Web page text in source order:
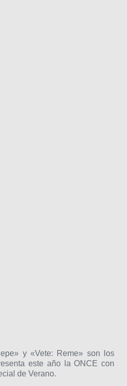
y «Vete: Reme» son los
este año la ONCE con
de Verano.